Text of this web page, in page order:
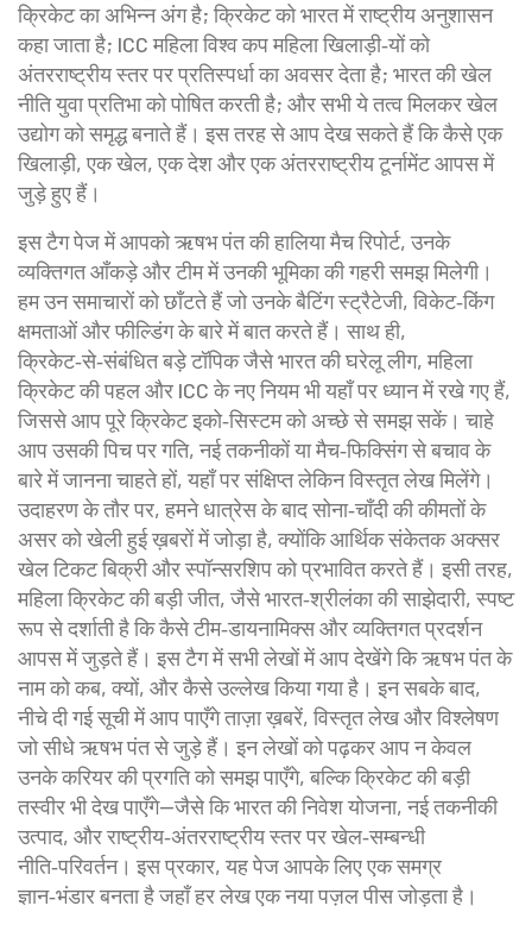
क्रिकेट का अभिन्न अंग है; क्रिकेट को भारत में राष्ट्रीय अनुशासन
कहा जाता है; ICC महिला विश्व कप महिला खिलाड़ी‑यों को
अंतरराष्ट्रीय स्तर पर प्रतिस्पर्धा का अवसर देता है; भारत की खेल
नीति युवा प्रतिभा को पोषित करती है; और सभी ये तत्व मिलकर खेल
उद्योग को समृद्ध बनाते हैं। इस तरह से आप देख सकते हैं कि कैसे एक
खिलाड़ी, एक खेल, एक देश और एक अंतरराष्ट्रीय टूर्नामेंट आपस में
जुड़े हुए हैं।
इस टैग पेज में आपको ऋषभ पंत की हालिया मैच रिपोर्ट, उनके
व्यक्तिगत आँकड़े और टीम में उनकी भूमिका की गहरी समझ मिलेगी।
हम उन समाचारों को छाँटते हैं जो उनके बैटिंग स्ट्रैटेजी, विकेट‑किंग
क्षमताओं और फील्डिंग के बारे में बात करते हैं। साथ ही,
क्रिकेट‑से‑संबंधित बड़े टॉपिक जैसे भारत की घरेलू लीग, महिला
क्रिकेट की पहल और ICC के नए नियम भी यहाँ पर ध्यान में रखे गए हैं,
जिससे आप पूरे क्रिकेट इको‑सिस्टम को अच्छे से समझ सकें। चाहे
आप उसकी पिच पर गति, नई तकनीकों या मैच‑फिक्सिंग से बचाव के
बारे में जानना चाहते हों, यहाँ पर संक्षिप्त लेकिन विस्तृत लेख मिलेंगे।
उदाहरण के तौर पर, हमने धात्रेस के बाद सोना‑चाँदी की कीमतों के
असर को खेली हुई ख़बरों में जोड़ा है, क्योंकि आर्थिक संकेतक अक्सर
खेल टिकट बिक्री और स्पॉन्सरशिप को प्रभावित करते हैं। इसी तरह,
महिला क्रिकेट की बड़ी जीत, जैसे भारत‑श्रीलंका की साझेदारी, स्पष्ट
रूप से दर्शाती है कि कैसे टीम‑डायनामिक्स और व्यक्तिगत प्रदर्शन
आपस में जुड़ते हैं। इस टैग में सभी लेखों में आप देखेंगे कि ऋषभ पंत के
नाम को कब, क्यों, और कैसे उल्लेख किया गया है। इन सबके बाद,
नीचे दी गई सूची में आप पाएँगे ताज़ा ख़बरें, विस्तृत लेख और विश्लेषण
जो सीधे ऋषभ पंत से जुड़े हैं। इन लेखों को पढ़कर आप न केवल
उनके करियर की प्रगति को समझ पाएँगे, बल्कि क्रिकेट की बड़ी
तस्वीर भी देख पाएँगे—जैसे कि भारत की निवेश योजना, नई तकनीकी
उत्पाद, और राष्ट्रीय‑अंतरराष्ट्रीय स्तर पर खेल‑सम्बन्धी
नीति‑परिवर्तन। इस प्रकार, यह पेज आपके लिए एक समग्र
ज्ञान‑भंडार बनता है जहाँ हर लेख एक नया पज़ल पीस जोड़ता है।